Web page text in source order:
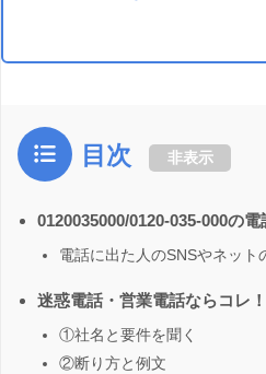
目次 非表示
0120035000/0120-035-000の
電話に出た人のSNSやネット
迷惑電話・営業電話ならコレ
①社名と要件を聞く
②断り方と例文